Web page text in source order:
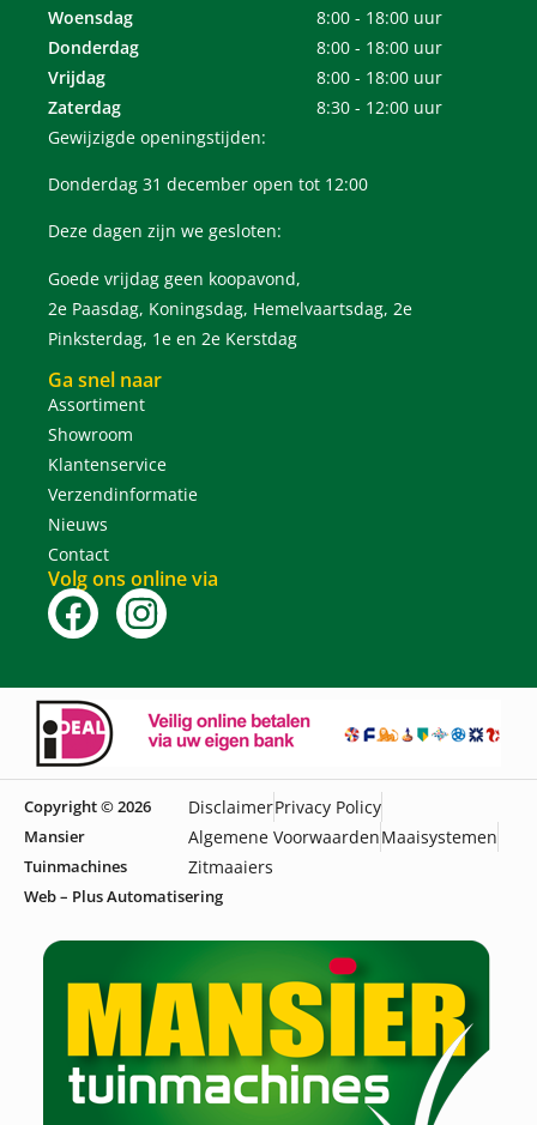
Woensdag
8:00 - 18:00 uur
Donderdag
8:00 - 18:00 uur
Vrijdag
8:00 - 18:00 uur
Zaterdag
8:30 - 12:00 uur
Gewijzigde openingstijden:
Donderdag 31 december open tot 12:00
Deze dagen zijn we gesloten:
Goede vrijdag geen koopavond,
2e Paasdag, Koningsdag, Hemelvaartsdag, 2e
Pinksterdag, 1e en 2e Kerstdag
Ga snel naar
Assortiment
Showroom
Klantenservice
Verzendinformatie
Nieuws
Contact
Volg ons online via
Copyright © 2026
Mansier
Tuinmachines
DisclaimerPrivacy Policy
Algemene VoorwaardenMaaisystemen
Zitmaaiers
Web – Plus Automatisering